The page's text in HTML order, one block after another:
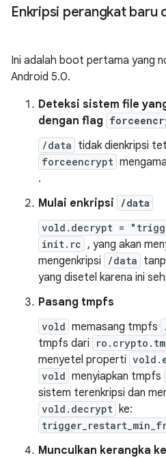
Enkripsi perangkat
Ini adalah boot pertama yang
Android 5.0.
Deteksi sistem file
dengan flag
/data tidak dienkripsi
forceencrypt
.
Mulai enkripsi /data
vold.decrypt =
init.rc , yang akan
mengenkripsi /data
yang disetel karena ini
Pasang tmpfs
vold memasang tmpfs
tmpfs dari
menyetel properti
vold menyiapkan tmpfs
sistem terenkripsi dan
vold.decrypt ke:
Munculkan kerangka